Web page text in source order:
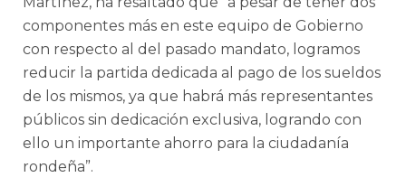
componentes más en este equipo de Gobierno
con respecto al del pasado mandato, logramos
reducir la partida dedicada al pago de los sueldos
de los mismos, ya que habrá más representantes
públicos sin dedicación exclusiva, logrando con
ello un importante ahorro para la ciudadanía
rondeña”.